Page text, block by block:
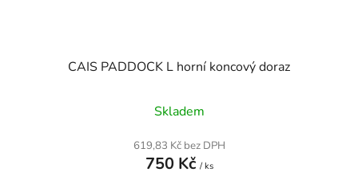
CAIS PADDOCK L horní koncový doraz
Skladem
619,83 Kč bez DPH
750 Kč / ks